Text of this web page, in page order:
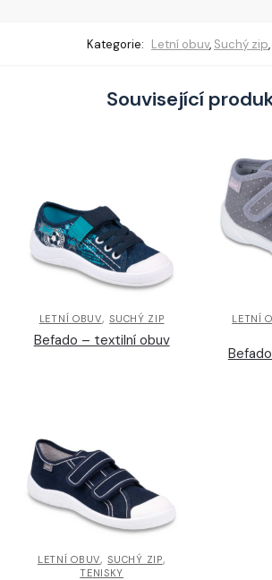
Kategorie: Letní obuv, Suchý zip,
Související
LETNÍ OBUV,SUCHÝ ZIP
Befado – textilní obuv
LETNÍ
LETNÍ OBUV,SUCHÝ ZIP,
TENISKY